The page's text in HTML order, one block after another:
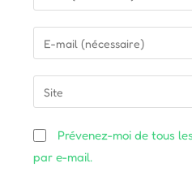
your
name
comment
your
email
address
comment
l’URL
votre
site
Prévenez-moi de tous
par e-mail.